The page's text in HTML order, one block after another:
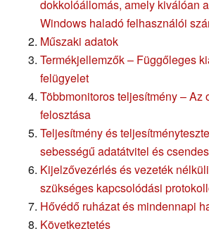
dokkolóállomás, amely kiválóan
Windows haladó felhasználói
Műszaki adatok
Termékjellemzők – Függőleges
felügyelet
Többmonitoros teljesítmény – Az
felosztása
Teljesítmény és
sebességű adatátvitel és
Kijelzővezérlés és vezeték
szükséges kapcsolódási
Hővédő ruházat és mindennapi
Következtetés